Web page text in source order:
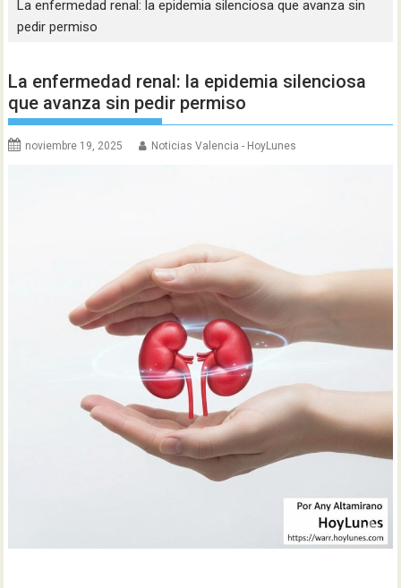
La enfermedad renal: la epidemia silenciosa que avanza sin
pedir permiso
La enfermedad renal: la epidemia silenciosa
que avanza sin pedir permiso
noviembre 19, 2025 Noticias Valencia - HoyLunes